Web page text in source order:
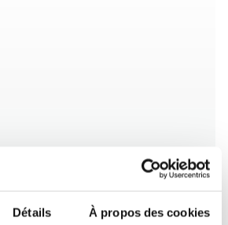
Détails À propos des cookies